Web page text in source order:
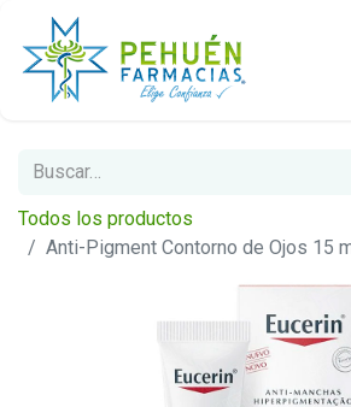
Todos los productos
Anti-Pigment Contorno de Ojos 15